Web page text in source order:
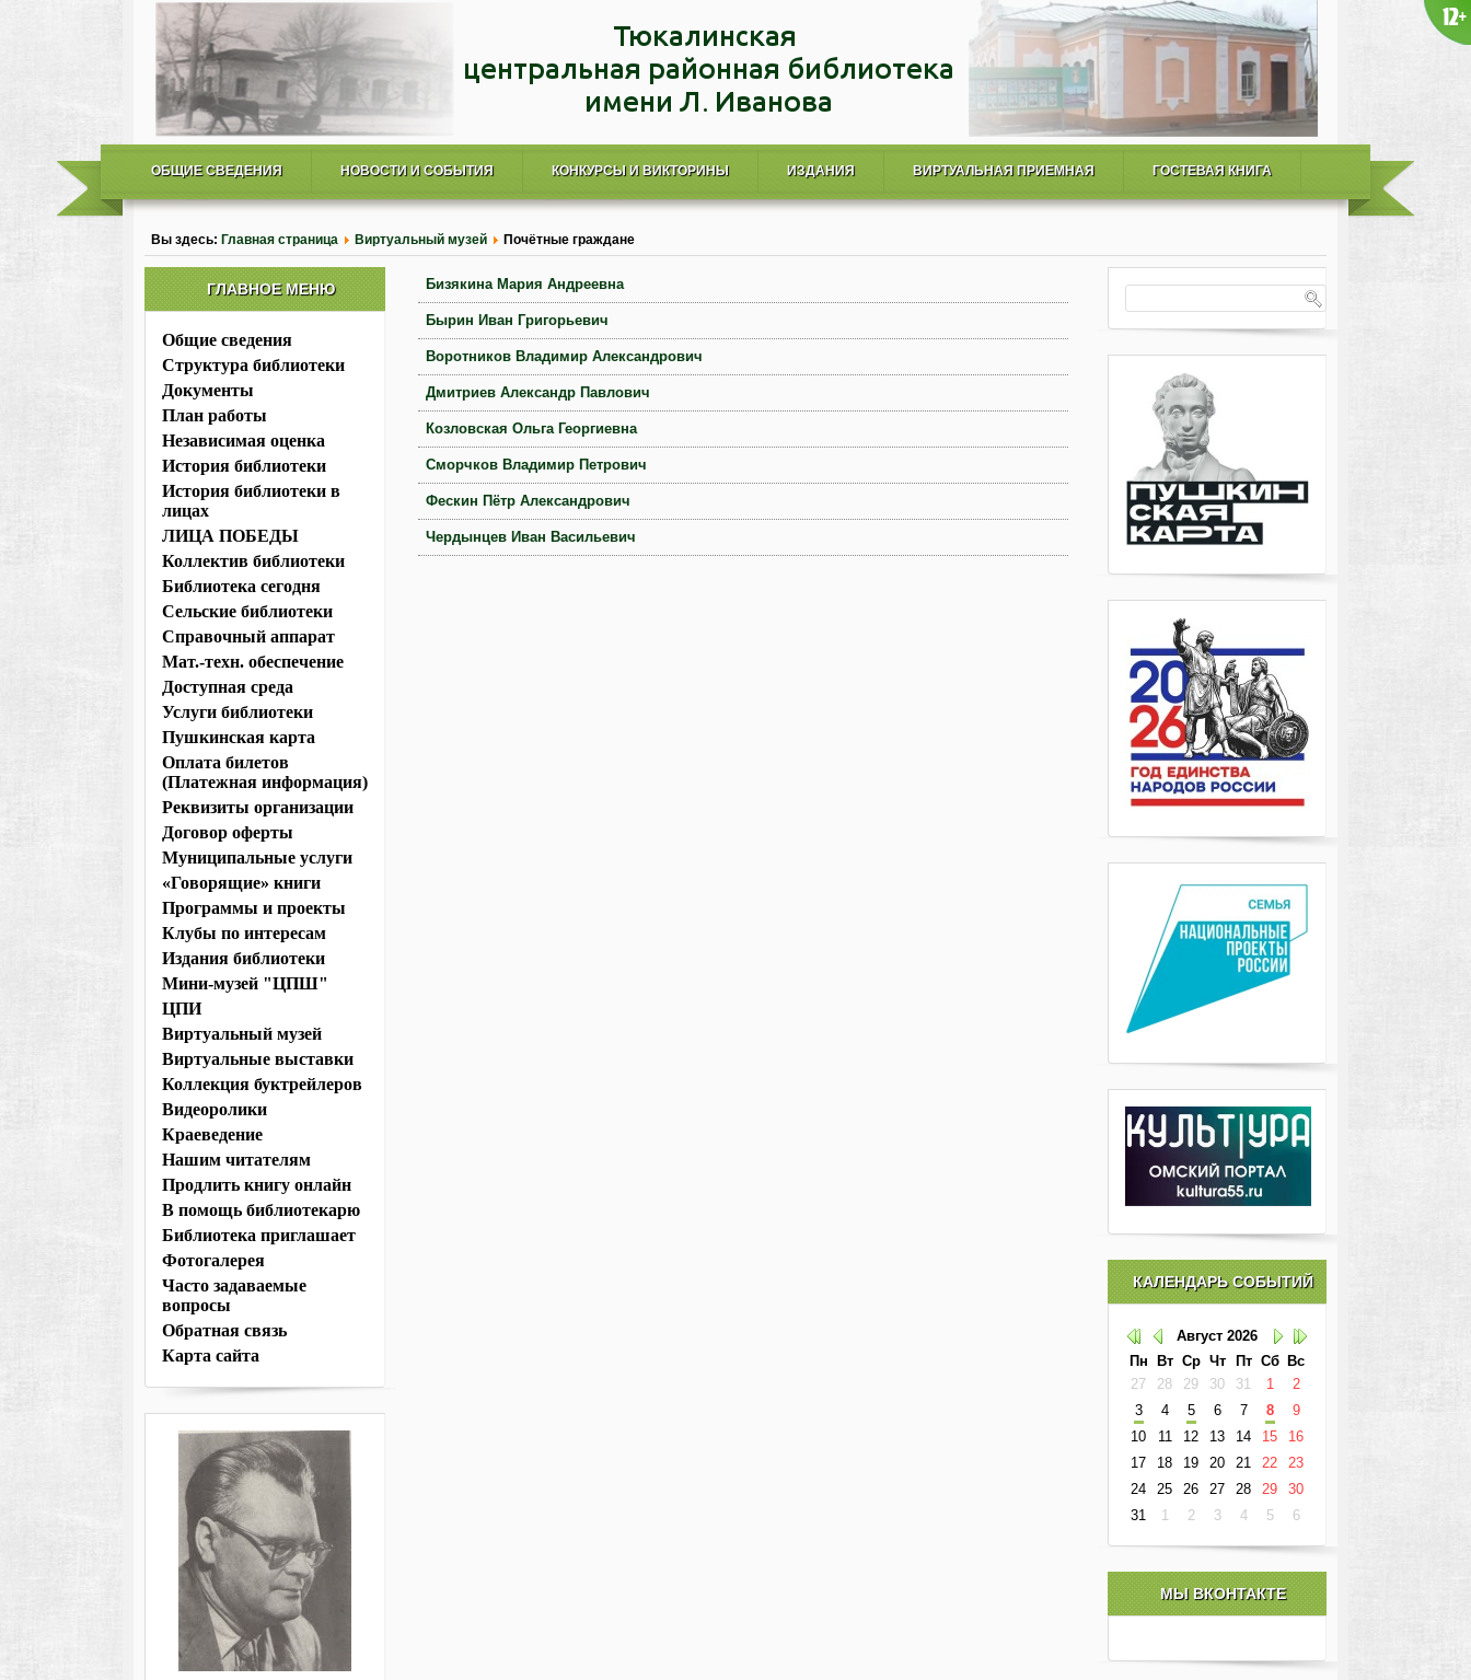
ОБЩИЕ СВЕДЕНИЯ НОВОСТИ И СОБЫТИЯ КОНКУРСЫ И ВИКТОРИНЫ ИЗДАНИЯ ВИРТУАЛЬНАЯ ПРИЕМНАЯ ГОСТЕВАЯ КНИГА
Вы здесь: Главная страница Виртуальный музей Почётные граждане
Бизякина Мария Андреевна
Бырин Иван Григорьевич
Воротников Владимир Александрович
Дмитриев Александр Павлович
Козловская Ольга Георгиевна
Сморчков Владимир Петрович
Фескин Пётр Александрович
Чердынцев Иван Васильевич
ГЛАВНОЕ МЕНЮ
Общие сведения
Структура библиотеки
Документы
План работы
Независимая оценка
История библиотеки
История библиотеки в
лицах
ЛИЦА ПОБЕДЫ
Коллектив библиотеки
Библиотека сегодня
Сельские библиотеки
Справочный аппарат
Мат.-техн. обеспечение
Доступная среда
Услуги библиотеки
Пушкинская карта
Оплата билетов
(Платежная информация)
Реквизиты организации
Договор оферты
Муниципальные услуги
«Говорящие» книги
Программы и проекты
Клубы по интересам
Издания библиотеки
Мини-музей "ЦПШ"
ЦПИ
Виртуальный музей
Виртуальные выставки
Коллекция буктрейлеров
Видеоролики
Краеведение
Нашим читателям
Продлить книгу онлайн
В помощь библиотекарю
Библиотека приглашает
Фотогалерея
Часто задаваемые
вопросы
Обратная связь
Карта сайта
КАЛЕНДАРЬ СОБЫТИЙ
Август 2026
Пн
Вт Ср Чт Пт Сб
Вс
27
28 29 30 31 1
2
3
4 5 6 7 8
9
10
11 12 13 14 15
16
17
18 19 20 21 22
23
24
25 26 27 28 29
30
31
1 2 3 4 5 6
МЫ ВКОНТАКТЕ